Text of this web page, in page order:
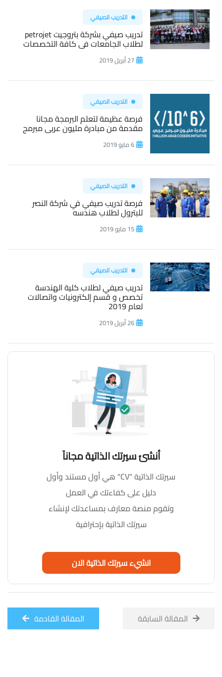
التدريب الصيفي
تدريب صيفي بشركة بتروجيت petrojet
لطلاب الجامعات فى كافة التخصصات
27 أبريل 2019
التدريب الصيفي
فرصة عظيمة لتعلم البرمجة مجانا
مقدمة من مبادرة مليون عربى مبرمج
6 مايو 2019
التدريب الصيفي
فرصة تدريب صيفي في شركة النصر
للبترول لطلاب هندسه
15 مايو 2019
التدريب الصيفي
تدريب صيفي لطلاب كلية الهندسة
تخصص و قسم إلكترونيات واتصالات
لعام 2019
26 أبريل 2019
أنشئ سيرتك الذاتية مجاناً
سيرتك الذاتية "CV" هي أول مستند وأول
دليل على كفاءتك في العمل
وتقوم منصة معارف بمساعدتك لإنشاء
سيرتك الذاتية بإحترافية
انشيء سيرتك الذاتية الان
المقالة السابقة المقالة القادمة